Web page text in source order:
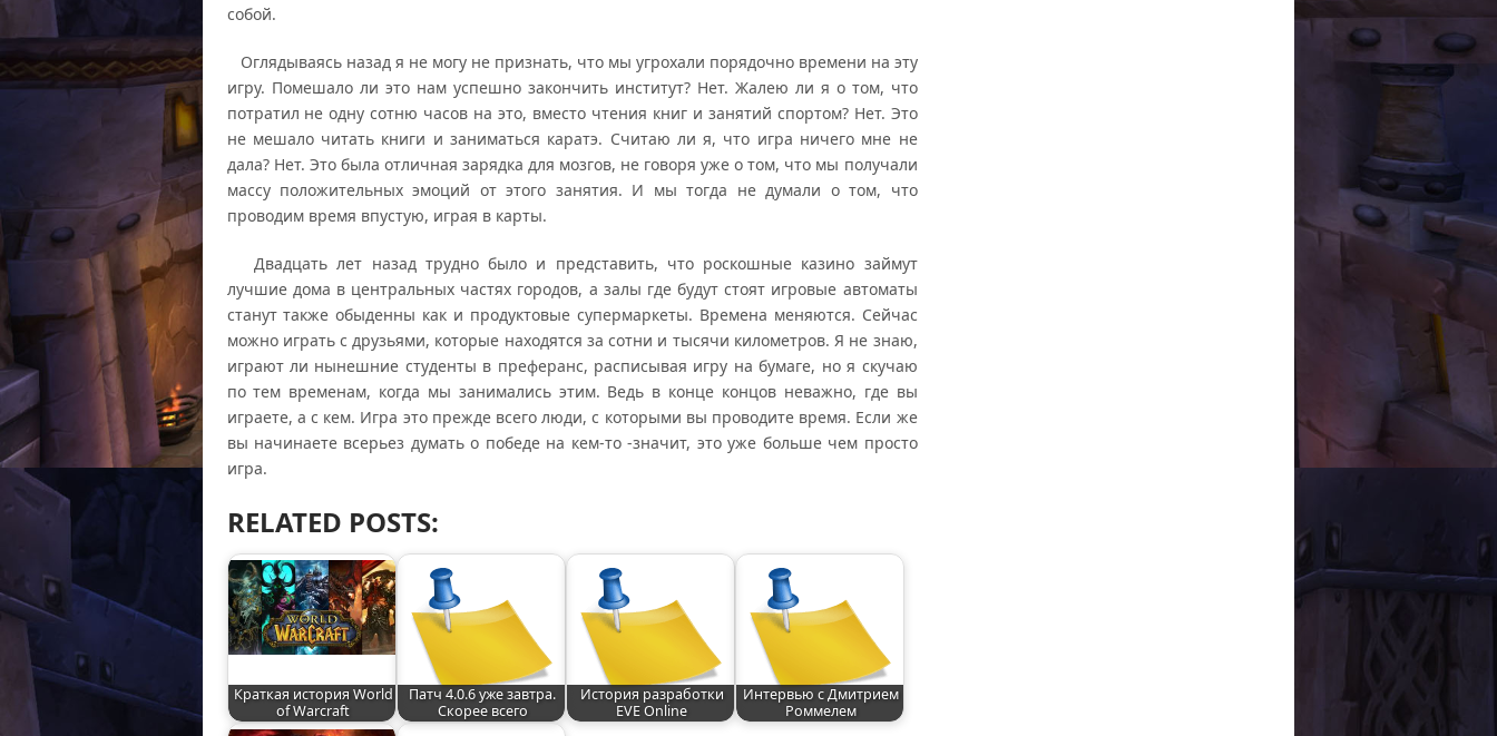
собой.
Оглядываясь назад я не могу не признать, что мы угрохали порядочно времени на эту
игру. Помешало ли это нам успешно закончить институт? Нет. Жалею ли я о том, что
потратил не одну сотню часов на это, вместо чтения книг и занятий спортом? Нет. Это
не мешало читать книги и заниматься каратэ. Считаю ли я, что игра ничего мне не
дала? Нет. Это была отличная зарядка для мозгов, не говоря уже о том, что мы получали
массу положительных эмоций от этого занятия. И мы тогда не думали о том, что
проводим время впустую, играя в карты.
Двадцать лет назад трудно было и представить, что роскошные казино займут
лучшие дома в центральных частях городов, а залы где будут стоят игровые автоматы
станут также обыденны как и продуктовые супермаркеты. Времена меняются. Сейчас
можно играть с друзьями, которые находятся за сотни и тысячи километров. Я не знаю,
играют ли нынешние студенты в преферанс, расписывая игру на бумаге, но я скучаю
по тем временам, когда мы занимались этим. Ведь в конце концов неважно, где вы
играете, а с кем. Игра это прежде всего люди, с которыми вы проводите время. Если же
вы начинаете всерьез думать о победе на кем-то -значит, это уже больше чем просто
игра.
RELATED POSTS:
Краткая история World
of Warcraft
Патч 4.0.6 уже завтра.
Скорее всего
История разработки
EVE Online
Интервью с Дмитрием
Роммелем